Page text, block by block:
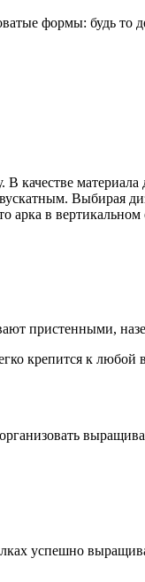
формы: будь то
качестве материала
Выбирая
арка в
пристенными,
крепится к любой
успешно